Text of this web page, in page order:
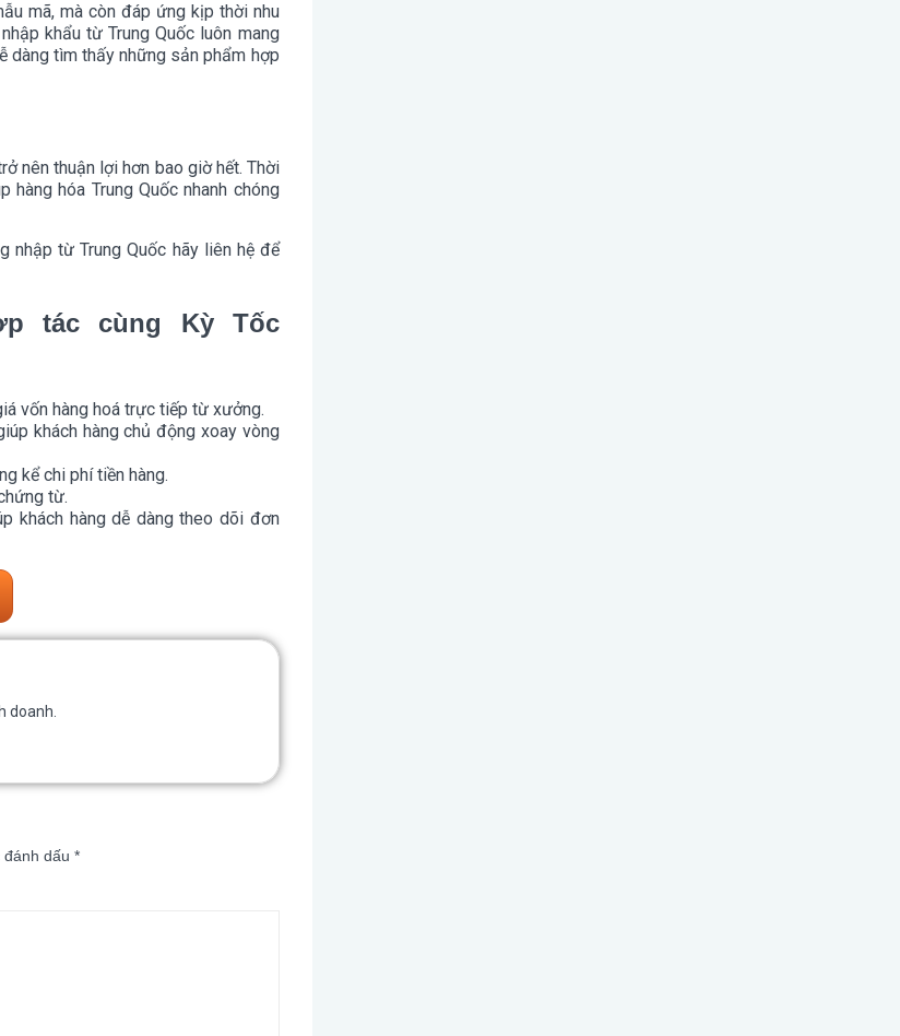
mã, mà còn đáp ứng kịp thời nhu
khẩu từ Trung Quốc luôn mang
dàng tìm thấy những sản phẩm hợp
nên thuận lợi hơn bao giờ hết. Thời
hóa Trung Quốc nhanh chóng
nhập từ Trung Quốc hãy liên hệ để
tác cùng Kỳ Tốc
vốn hàng hoá trực tiếp từ xưởng.
khách hàng chủ động xoay vòng
kể chi phí tiền hàng.
từ.
khách hàng dễ dàng theo dõi đơn
doanh.
dấu *